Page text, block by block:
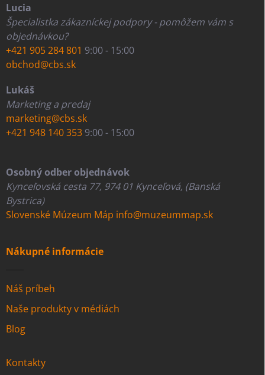
Lucia
Špecialistka zákazníckej podpory - pomôžem vám s
objednávkou?
+421 905 284 801 9:00 - 15:00
obchod@cbs.sk
Lukáš
Marketing a predaj
marketing@cbs.sk
+421 948 140 353 9:00 - 15:00
Osobný odber objednávok
Kynceľovská cesta 77, 974 01 Kynceľová, (Banská
Bystrica)
Slovenské Múzeum Máp info@muzeummap.sk
Nákupné informácie
Náš príbeh
Naše produkty v médiách
Blog
Kontakty